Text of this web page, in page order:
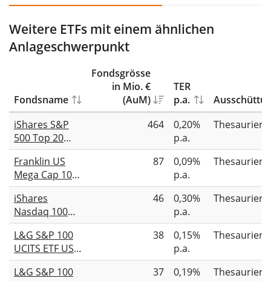
Weitere ETFs mit einem ähnlichen
Anlageschwerpunkt
Fondsname
Fondsgrösse
in Mio. €
(AuM)
TER
p.a.
iShares S&P
500 Top 20
UCITS ETF USD
(Acc)
464
0,20%
p.a.
Franklin US
Mega Cap 100
UCITS ETF Acc
87
0,09%
p.a.
iShares
Nasdaq 100
Top 30 UCITS
ETF USD (Acc)
46
0,30%
p.a.
L&G S&P 100
UCITS ETF USD
Acc
38
0,15%
p.a.
L&G S&P 100
37
0,19%